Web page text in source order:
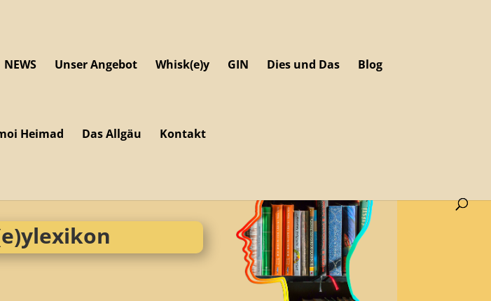
NEWS Unser Angebot Whisk(e)y GIN Dies und Das Blog
Heimad Das Allgäu Kontakt